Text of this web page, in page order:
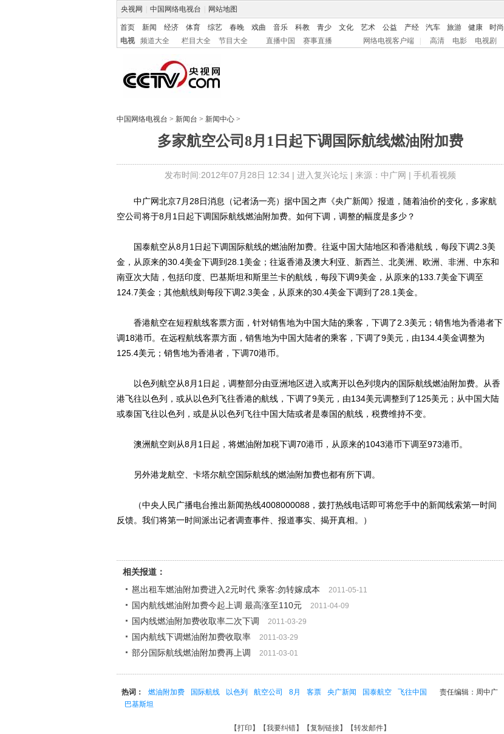
央视网 中国网络电视台 网站地图
首页 新闻 经济 体育 综艺 春晚 戏曲 音乐 科教 青少 文化 艺术 公益 产经 汽车 旅游 健康 时尚
电视
频道大全 栏目大全 节目大全 直播中国 赛事直播 网络电视客户端 高清 电影 电视剧
中国网络电视台 > 新闻台 > 新闻中心 >
多家航空公司8月1日起下调国际航线燃油附加费
发布时间:2012年07月28日 12:34 | 进入复兴论坛| 来源：中广网 | 手机看视频
中广网北京7月28日消息（记者汤一亮）据中国之声《央广新闻》报道，随着油价的变化，多家航
空公司将于8月1日起下调国际航线燃油附加费。如何下调，调整的幅度是多少？
国泰航空从8月1日起下调国际航线的燃油附加费。往返中国大陆地区和香港航线，每段下调2.3美
金，从原来的30.4美金下调到28.1美金；往返香港及澳大利亚、新西兰、北美洲、欧洲、非洲、中东和
南亚次大陆，包括印度、巴基斯坦和斯里兰卡的航线，每段下调9美金，从原来的133.7美金下调至
124.7美金；其他航线则每段下调2.3美金，从原来的30.4美金下调到了28.1美金。
香港航空在短程航线客票方面，针对销售地为中国大陆的乘客，下调了2.3美元；销售地为香港者下
调18港币。在远程航线客票方面，销售地为中国大陆者的乘客，下调了9美元，由134.4美金调整为
125.4美元；销售地为香港者，下调70港币。
以色列航空从8月1日起，调整部分由亚洲地区进入或离开以色列境内的国际航线燃油附加费。从香
港飞往以色列，或从以色列飞往香港的航线，下调了9美元，由134美元调整到了125美元；从中国大陆
或泰国飞往以色列，或是从以色列飞往中国大陆或者是泰国的航线，税费维持不变。
澳洲航空则从8月1日起，将燃油附加税下调70港币，从原来的1043港币下调至973港币。
另外港龙航空、卡塔尔航空国际航线的燃油附加费也都有所下调。
（中央人民广播电台推出新闻热线4008000088，拨打热线电话即可将您手中的新闻线索第一时间
反馈。我们将第一时间派出记者调查事件、报道事实、揭开真相。）
相关报道：
邕出租车燃油附加费进入2元时代 乘客:勿转嫁成本
2011-05-11
国内航线燃油附加费今起上调 最高涨至110元 2011-04-09
国内线燃油附加费收取率二次下调 2011-03-29
国内航线下调燃油附加费收取率 2011-03-29
部分国际航线燃油附加费再上调 2011-03-01
责任编辑：周中广
热词： 燃油附加费 国际航线 以色列 航空公司 8月 客票 央广新闻 国泰航空
飞往中国
巴基斯坦
【打印 】【我要纠错】【复制链接】【转发邮件】